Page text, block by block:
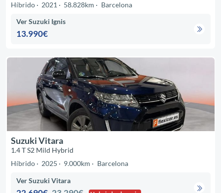
Híbrido
2021 58.828km Barcelona
Ver Suzuki Ignis
13.990€
Suzuki Vitara
1.4 T S2 Mild Hybrid
Híbrido
2025 9.000km Barcelona
Ver Suzuki Vitara